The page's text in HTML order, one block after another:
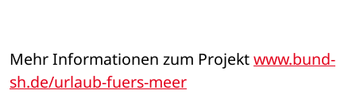
Mehr Informationen zum Projekt www.bund-
sh.de/urlaub-fuers-meer